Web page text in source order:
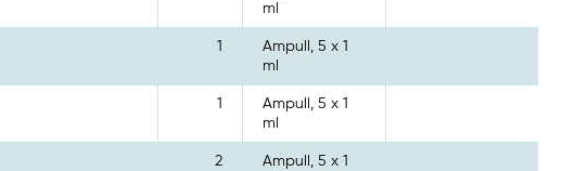
ml
1
Ampull, 5 x 1
ml
1
Ampull, 5 x 1
ml
2
Ampull, 5 x 1